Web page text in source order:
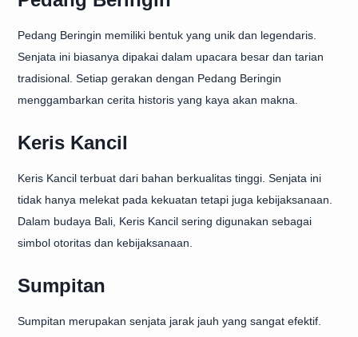
Pedang Beringin memiliki bentuk yang unik dan legendaris.
Senjata ini biasanya dipakai dalam upacara besar dan tarian
tradisional. Setiap gerakan dengan Pedang Beringin
menggambarkan cerita historis yang kaya akan makna.
Keris Kancil
Keris Kancil terbuat dari bahan berkualitas tinggi. Senjata ini
tidak hanya melekat pada kekuatan tetapi juga kebijaksanaan.
Dalam budaya Bali, Keris Kancil sering digunakan sebagai
simbol otoritas dan kebijaksanaan.
Sumpitan
Sumpitan merupakan senjata jarak jauh yang sangat efektif.